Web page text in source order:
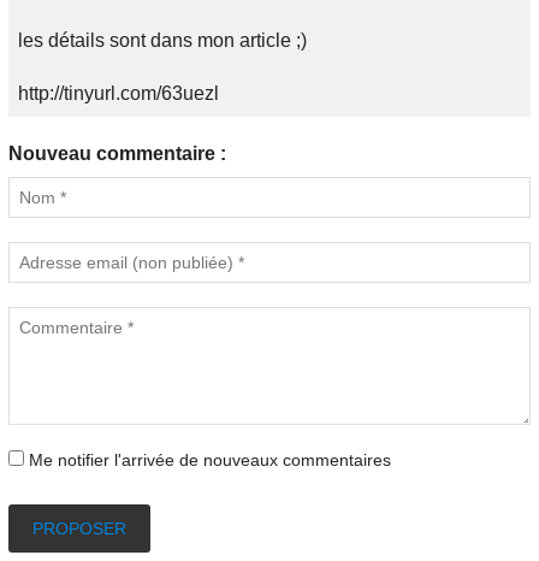
les détails sont dans mon article ;)
http://tinyurl.com/63uezl
Nouveau commentaire :
Me notifier l'arrivée de nouveaux commentaires
PROPOSER